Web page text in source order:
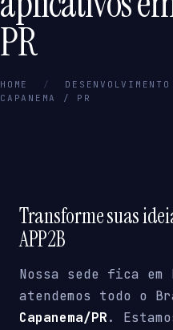
PR
HOME /
CAPANEMA / PR
Transforme suas
APP2B
Nossa sede fica
atendemos todo o
Capanema/PR.